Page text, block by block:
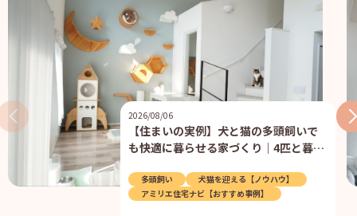
【住まいの実例】犬と猫の多頭飼いで
も快適に暮らせる家づくり｜4匹と暮ら
多頭飼い
犬猫を迎える【ノウハウ】
アミリエ住宅ナビ【おすすめ事例】
2026/08/06